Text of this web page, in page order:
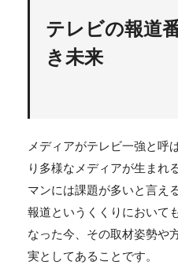
テレビの報道
き未来
メディアがテレビ一強と呼
り多様なメディアが生まれ
マンには課題が多いと言え
報道というくくりにおいて
なった今、その取材姿勢や
実としてあることです。